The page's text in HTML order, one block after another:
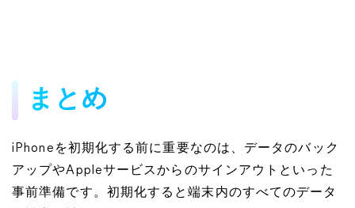
まとめ
iPhoneを初期化する前に重要なのは、データのバック
アップやAppleサービスからのサインアウトといった
事前準備です。初期化すると端末内のすべてのデータ